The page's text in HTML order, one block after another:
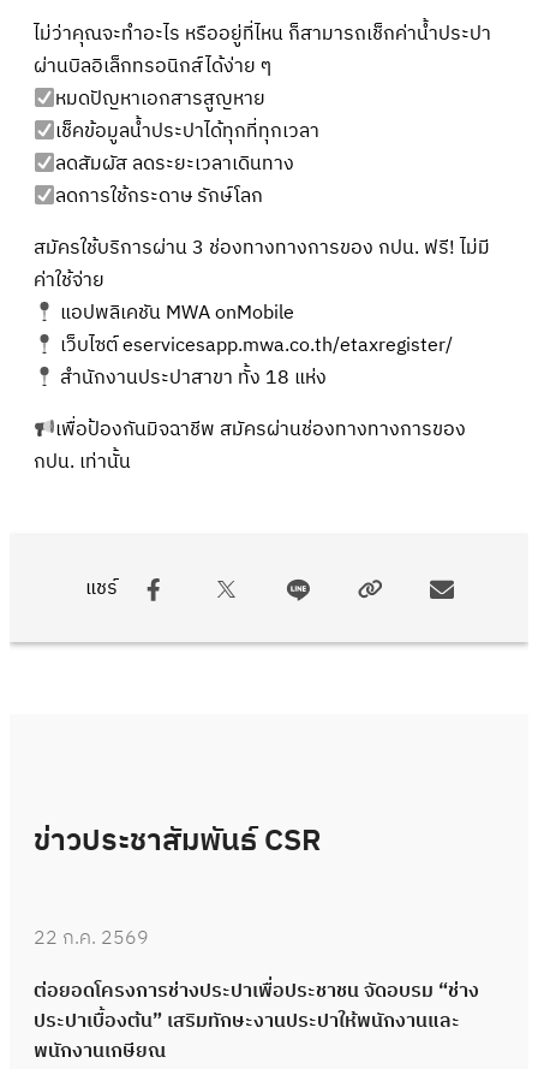
แชร์
ไม่ว่าคุณจะทำอะไร หรืออยู่ที่ไหน ก็สามารถเช็กค่าน้ำประปา
ผ่านบิลอิเล็กทรอนิกส์ได้ง่าย ๆ
หมดปัญหาเอกสารสูญหาย
เช็คข้อมูลน้ำประปาได้ทุกที่ทุกเวลา
ลดสัมผัส ลดระยะเวลาเดินทาง
ลดการใช้กระดาษ รักษ์โลก
สมัครใช้บริการผ่าน 3 ช่องทางทางการของ กปน. ฟรี! ไม่มี
ค่าใช้จ่าย
แอปพลิเคชัน MWA onMobile
เว็บไซต์ eservicesapp.mwa.co.th/etaxregister/
สำนักงานประปาสาขา ทั้ง 18 แห่ง
เพื่อป้องกันมิจฉาชีพ สมัครผ่านช่องทางทางการของ
กปน. เท่านั้น
ข่าวประชาสัมพันธ์ CSR
22 ก.ค. 2569
ต่อยอดโครงการช่างประปาเพื่อประชาชน จัดอบรม “ช่าง
ประปาเบื้องต้น” เสริมทักษะงานประปาให้พนักงานและ
พนักงานเกษียณ